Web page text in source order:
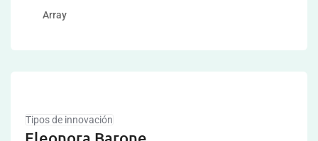
Array
Tipos de innovación